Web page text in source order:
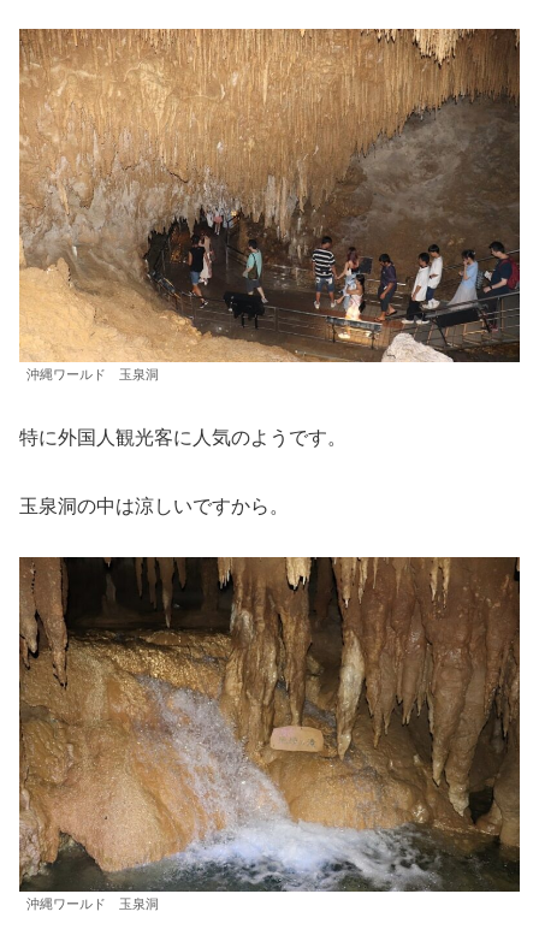
沖縄ワールド 玉泉洞
特に外国人観光客に人気のようです。
玉泉洞の中は涼しいですから。
沖縄ワールド 玉泉洞